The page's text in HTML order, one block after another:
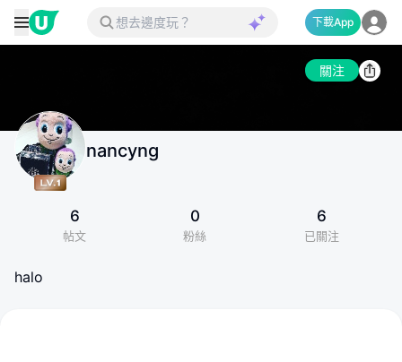
下載App
關注
nancyng
6
帖文
0
粉絲
6
已關注
halo